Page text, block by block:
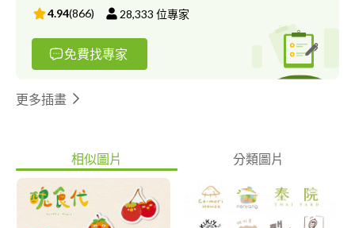
4.94(866) 28,333 位專家
免費找專家
更多插畫
相似圖片 分類圖片